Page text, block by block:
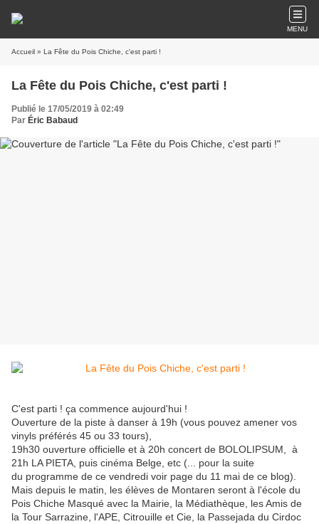
MENU
Accueil » La Fête du Pois Chiche, c'est parti !
La Fête du Pois Chiche, c'est parti !
Publié le 17/05/2019 à 02:49
Par Éric Babaud
C'est parti ! ça commence aujourd'hui !
Ouverture de la piste à danser à 19h (vous pouvez amener vos
vinyls préférés 45 ou 33 tours),
19h30 ouverture officielle et à 20h concert de BOLOLIPSUM, à
21h LA PIETA, puis cinéma Belge, etc (... pour la suite
du programme de ce vendredi voir page du 11 mai de ce blog).
Mais depuis le matin, les élèves de Montaren seront à l'école du
Pois Chiche Masqué avec la Mairie, la Médiathèque, les Amis de
la Tour Sarrazine, l'APE, Citrouille et Cie, la Passejada du Cirdoc